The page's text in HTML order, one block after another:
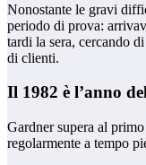
Nonostante le gravi
periodo di prova:
tardi la sera, cercando
di clienti.
Il 1982 è l’anno
Gardner supera al
regolarmente a tempo